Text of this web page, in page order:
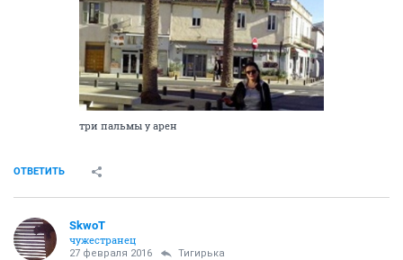
три пальмы у арен
ОТВЕТИТЬ
SkwоT
чужестранец
27 февраля 2016 Тигирька